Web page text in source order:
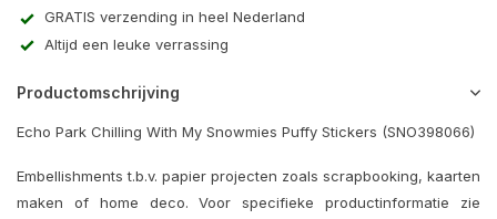
GRATIS verzending in heel Nederland
Altijd een leuke verrassing
Productomschrijving
Echo Park Chilling With My Snowmies Puffy Stickers (SNO398066)
Embellishments t.b.v. papier projecten zoals scrapbooking, kaarten
maken of home deco. Voor specifieke productinformatie zie